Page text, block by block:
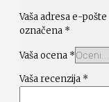
Vaša adresa e-
označena *
Vaša ocena *
Vaša recenzija *